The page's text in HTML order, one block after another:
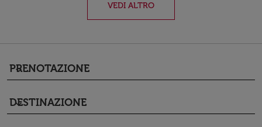
VEDI ALTRO
PRENOTAZIONE
keyboard_arrow_down
DESTINAZIONE
keyboard_arrow_down